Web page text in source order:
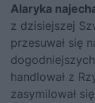
Alaryka
z dzisiejszej
przesuwał się
handlował z
zasymilował